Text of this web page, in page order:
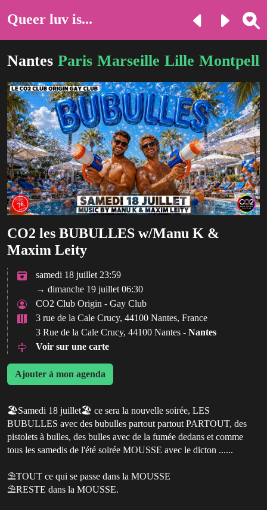
Queer luv is...
Nantes Paris Marseille Lille
CO2 les BUBULLES w/Manu K &
Maxim Leity
samedi 18 juillet 23:59
→ dimanche 19 juillet 06:30
CO2 Club Origin - Gay Club
3 rue de la Cale Crucy, 44100 Nantes, France
3 Rue de la Cale Crucy, 44100 Nantes - Nantes
Voir sur une carte
Ajouter à mon agenda
🏖️Samedi 18 juillet🏖️ ce sera la nouvelle soirée, LES
BUBULLES avec des bubulles partout partout PARTOUT, des
pistolets à bulles, des bulles avec de la fumée dedans et comme
tous les samedis de l'été soirée MOUSSE avec le dicton ......
⛱️TOUT ce qui se passe dans la MOUSSE
⛱️RESTE dans la MOUSSE.